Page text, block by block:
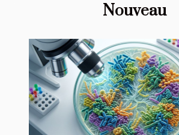
Nouveau